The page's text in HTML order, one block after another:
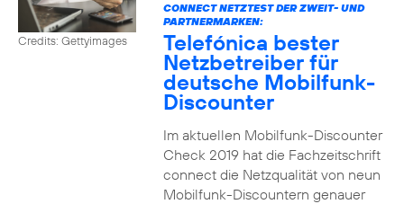
Credits: Gettyimages
CONNECT NETZTEST DER ZWEIT- UND
PARTNERMARKEN:
Telefónica bester
Netzbetreiber für
deutsche Mobilfunk-
Discounter
Im aktuellen Mobilfunk-Discounter
Check 2019 hat die Fachzeitschrift
connect die Netzqualität von neun
Mobilfunk-Discountern genauer